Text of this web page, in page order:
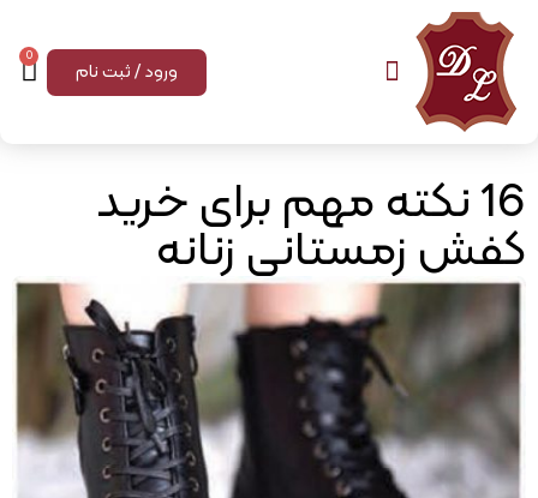
ورود / ثبت نام
0
16 نکته مهم برای خرید
کفش زمستانی زنانه